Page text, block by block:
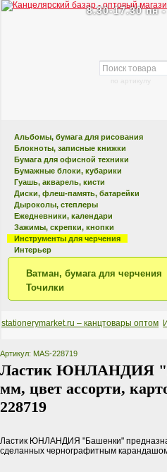
8.30-17.30 пн
Альбомы, бумага для рисования
Блокноты, записные книжки
Бумага для офисной техники
Бумажные блоки, кубарики
Гуашь, акварель, кисти
Диски, флеш-память, батарейки
Дыроколы, степлеры
Ежедневники, календари
Зажимы, скрепки, кнопки
Инструменты для черчения
Интерьер
Ватман, бумага для черчения
Точилки
stationerymarket.ru – канцтовары оптом
Артикул: MAS-228719
Ластик ЮНЛАНДИЯ
мм, цвет ассорти,
228719
Ластик ЮНЛАНДИЯ "Башенки"
сделанных чернографитным